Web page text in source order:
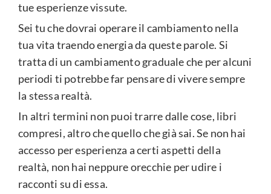
tue esperienze vissute.
Sei tu che dovrai operare il cambiamento nella
tua vita traendo energia da queste parole. Si
tratta di un cambiamento graduale che per alcuni
periodi ti potrebbe far pensare di vivere sempre
la stessa realtà.
In altri termini non puoi trarre dalle cose, libri
compresi, altro che quello che già sai. Se non hai
accesso per esperienza a certi aspetti della
realtà, non hai neppure orecchie per udire i
racconti su di essa.